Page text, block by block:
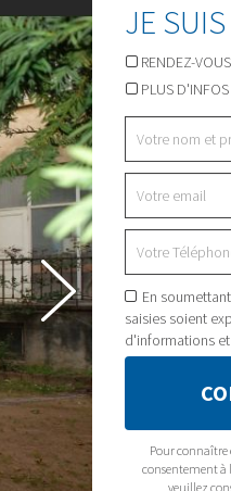
next
JE SUIS
RENDEZ-VOUS
PLUS D'INFOS
En
saisies soient
d'informations
Pour connaître
consentement à
veuillez